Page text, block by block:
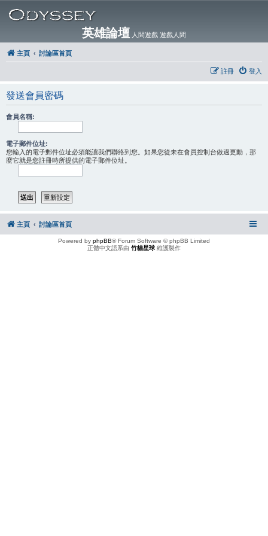
英雄論壇 人間遊戲 遊戲人間
主頁 討論區首頁
登入
註冊
發送會員密碼
會員名稱:
電子郵件位址:
您輸入的電子郵件位址必須能讓我們聯絡到您。如果您從未在會員控制台做過更動，那
麼它就是您註冊時所提供的電子郵件位址。
主頁 討論區首頁
Powered by phpBB® Forum Software © phpBB Limited
正體中文語系由 竹貓星球 維護製作